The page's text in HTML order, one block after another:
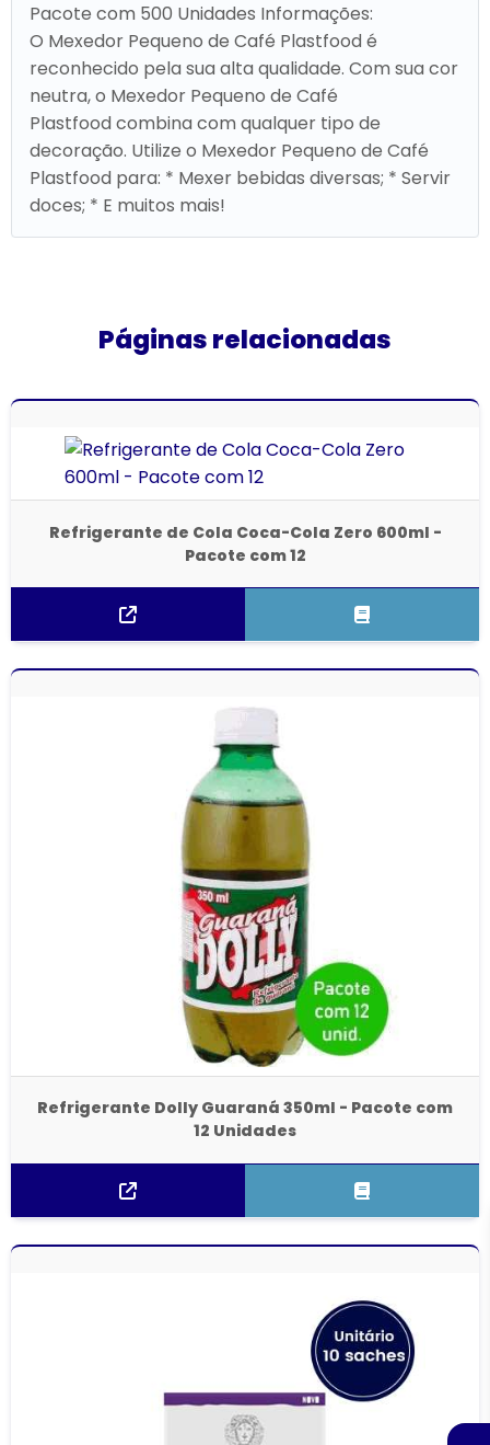
Pacote com 500 Unidades Informações:
O Mexedor Pequeno de Café Plastfood é
reconhecido pela sua alta qualidade. Com sua cor
neutra, o Mexedor Pequeno de Café
Plastfood combina com qualquer tipo de
decoração. Utilize o Mexedor Pequeno de Café
Plastfood para: * Mexer bebidas diversas; * Servir
doces; * E muitos mais!
Páginas relacionadas
Refrigerante de Cola Coca-Cola Zero 600ml -
Pacote com 12
Refrigerante Dolly Guaraná 350ml - Pacote com
12 Unidades